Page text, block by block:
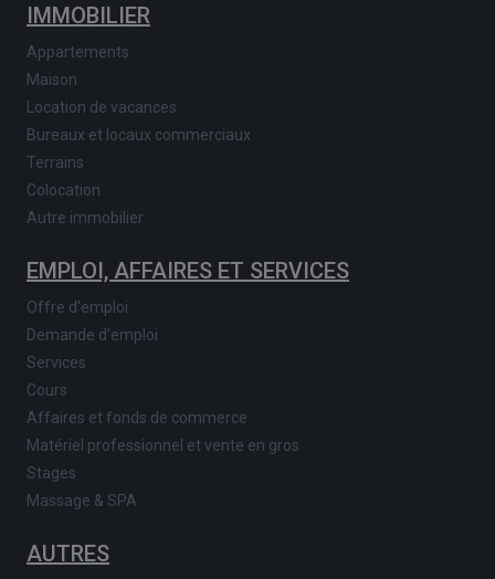
IMMOBILIER
Appartements
Maison
Location de vacances
Bureaux et locaux commerciaux
Terrains
Colocation
Autre immobilier
EMPLOI, AFFAIRES ET SERVICES
Offre d'emploi
Demande d'emploi
Services
Cours
Affaires et fonds de commerce
Matériel professionnel et vente en gros
Stages
Massage & SPA
AUTRES